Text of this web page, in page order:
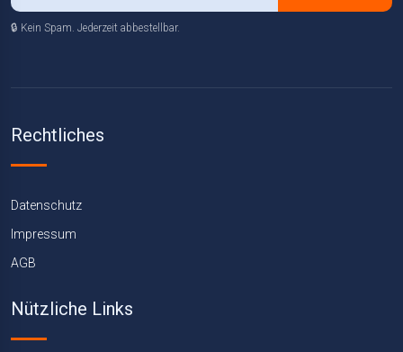
🔒 Kein Spam. Jederzeit abbestellbar.
Rechtliches
Datenschutz
Impressum
AGB
Nützliche Links